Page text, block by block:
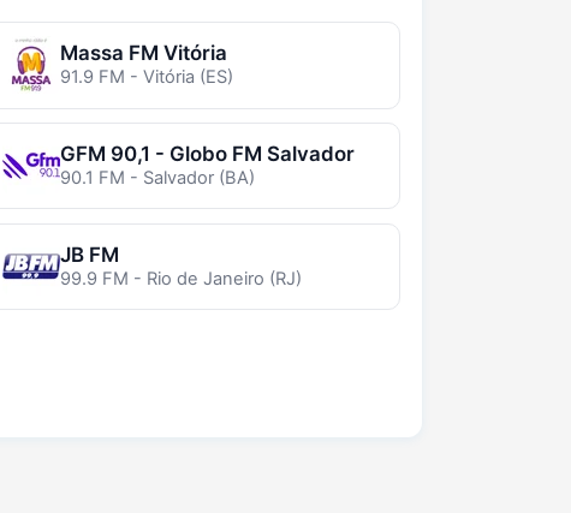
Massa FM Vitória
91.9 FM - Vitória (ES)
GFM 90,1 - Globo FM Salvador
90.1 FM - Salvador (BA)
JB FM
99.9 FM - Rio de Janeiro (RJ)